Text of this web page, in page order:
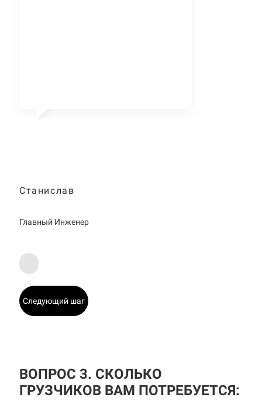
Станислав
Главный Инженер
Следующий шаг
ВОПРОС 3. СКОЛЬКО
ГРУЗЧИКОВ ВАМ ПОТРЕБУЕТСЯ: